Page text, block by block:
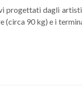
progettati dagli artisti
(circa 90 kg) e i